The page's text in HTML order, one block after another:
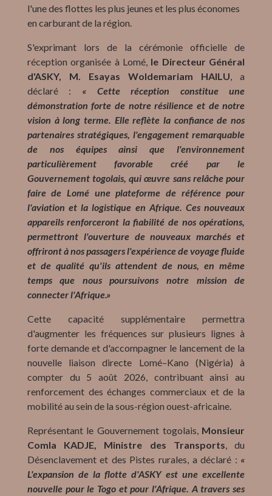
l'une des flottes les plus jeunes et les plus économes
en carburant de la région.
S'exprimant lors de la cérémonie officielle de
réception organisée à Lomé, le Directeur Général
d'ASKY, M. Esayas Woldemariam HAILU, a
déclaré : « Cette réception constitue une
démonstration forte de notre résilience et de notre
vision à long terme. Elle reflète la confiance de nos
partenaires stratégiques, l'engagement remarquable
de nos équipes ainsi que l'environnement
particulièrement favorable créé par le
Gouvernement togolais, qui œuvre sans relâche pour
faire de Lomé une plateforme de référence pour
l'aviation et la logistique en Afrique. Ces nouveaux
appareils renforceront la fiabilité de nos opérations,
permettront l'ouverture de nouveaux marchés et
offriront à nos passagers l'expérience de voyage fluide
et de qualité qu'ils attendent de nous, en même
temps que nous poursuivons notre mission de
connecter l'Afrique.»
Cette capacité supplémentaire permettra
d'augmenter les fréquences sur plusieurs lignes à
forte demande et d'accompagner le lancement de la
nouvelle liaison directe Lomé–Kano (Nigéria) à
compter du 5 août 2026, contribuant ainsi au
renforcement des échanges commerciaux et de la
mobilité au sein de la sous-région ouest-africaine.
Représentant le Gouvernement togolais, Monsieur
Comla KADJE, Ministre des Transports, du
Désenclavement et des Pistes rurales, a déclaré : «
L'expansion de la flotte d'ASKY est une excellente
nouvelle pour le Togo et pour l'Afrique. A travers ses